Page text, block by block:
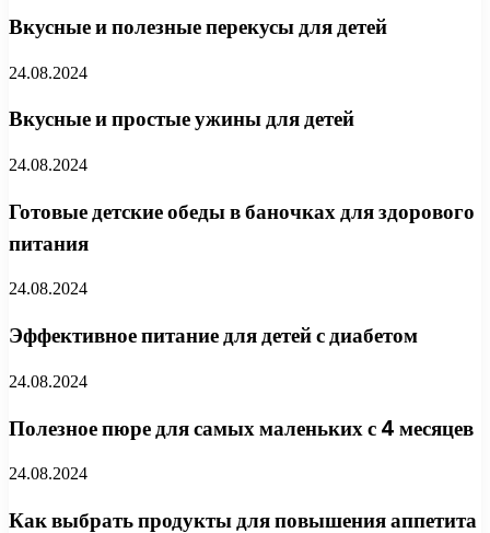
Вкусные и полезные перекусы для детей
24.08.2024
Вкусные и простые ужины для детей
24.08.2024
Готовые детские обеды в баночках для здорового
питания
24.08.2024
Эффективное питание для детей с диабетом
24.08.2024
Полезное пюре для самых маленьких с 4 месяцев
24.08.2024
Как выбрать продукты для повышения аппетита